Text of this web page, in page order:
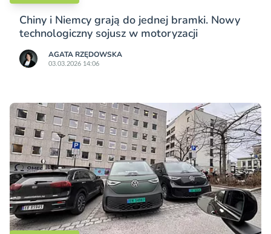
Chiny i Niemcy grają do jednej bramki. Nowy
technologiczny sojusz w motoryzacji
AGATA RZĘDOWSKA
03.03.2026 14:06